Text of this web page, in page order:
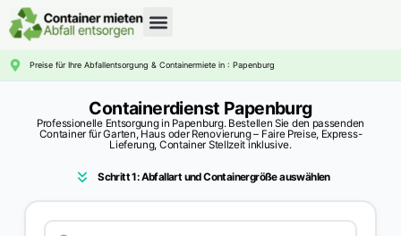
Preise für Ihre Abfallentsorgung & Containermiete in : Papenburg
Containerdienst Papenburg
Professionelle Entsorgung in Papenburg. Bestellen Sie den passenden
Container für Garten, Haus oder Renovierung – Faire Preise, Express-
Lieferung, Container Stellzeit inklusive.
Schritt 1: Abfallart und Containergröße auswählen